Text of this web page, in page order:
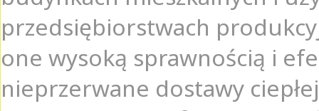
przedsiębiorstwach
one wysoką sprawnością i
nieprzerwane dostawy